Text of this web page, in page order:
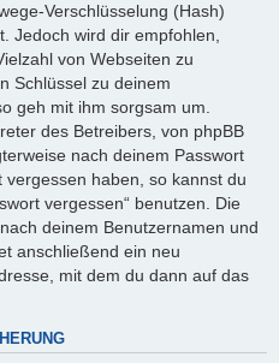
Verschlüsselung (Hash)
Jedoch wird dir empfohlen,
von Webseiten zu
Schlüssel zu deinem
geh mit ihm sorgsam um.
des Betreibers, von phpBB
nach deinem Passwort
haben, so kannst du
vergessen“ benutzen. Die
deinem Benutzernamen und
anschließend ein neu
mit dem du dann auf das